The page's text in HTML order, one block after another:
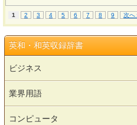
1 2 3 4 5 6 7 8 9 次へ
英和・和英収録辞書
ビジネス
業界用語
コンピュータ